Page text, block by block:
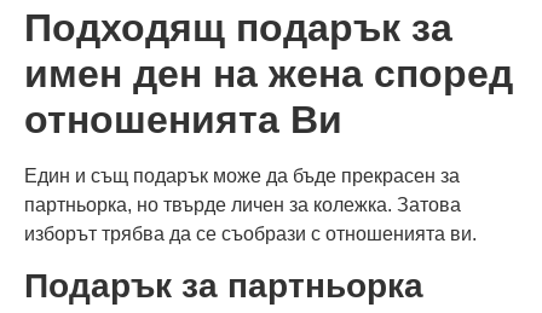
Подходящ подарък за
имен ден на жена според
отношенията Ви
Един и същ подарък може да бъде прекрасен за
партньорка, но твърде личен за колежка. Затова
изборът трябва да се съобрази с отношенията ви.
Подарък за партньорка